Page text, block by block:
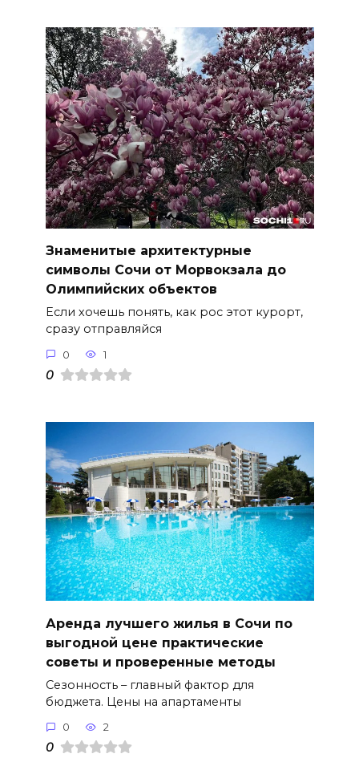
Знаменитые архитектурные
символы Сочи от Морвокзала до
Олимпийских объектов
Если хочешь понять, как рос этот курорт,
сразу отправляйся
0 1
0
Аренда лучшего жилья в Сочи по
выгодной цене практические
советы и проверенные методы
Сезонность – главный фактор для
бюджета. Цены на апартаменты
0 2
0